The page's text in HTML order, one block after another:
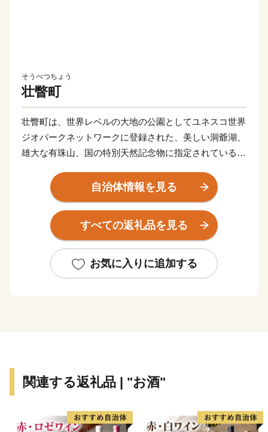
そうべつちょう
壮瞥町
壮瞥町は、世界レベルの大地の公園としてユネスコ世界
ジオパークネットワークに登録された、美しい洞爺湖、
雄大な有珠山、国の特別天然記念物に指定されている昭
に恵まれています。また、北海道内でも比較的温暖な気
候を活かしたりんごやぶどうをはじめとする果樹生産、
高級菜豆、米、地熱を利用した野菜の栽培など多種多様
な農作物を生産 する「農業と観光のまち」です。
また、昭和の大横綱・北の湖の生誕地であるとともに、
冬季の呼び物として人気のあるスポーツ雪合戦を開発
自治体情報を見る
すべての返礼品を見る
お気に入りに追加する
関連する返礼品 | "お酒"